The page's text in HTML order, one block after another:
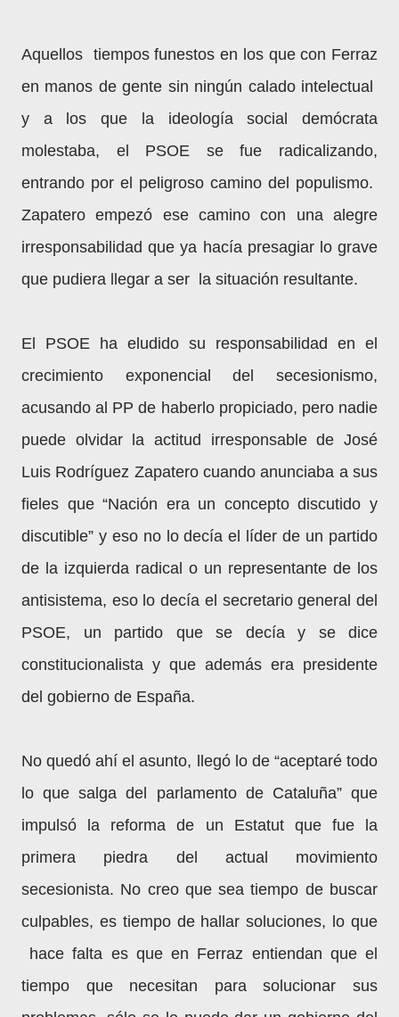
Aquellos tiempos funestos en los que con Ferraz
en manos de gente sin ningún calado intelectual
y a los que la ideología social demócrata
molestaba, el PSOE se fue radicalizando,
entrando por el peligroso camino del populismo.
Zapatero empezó ese camino con una alegre
irresponsabilidad que ya hacía presagiar lo grave
que pudiera llegar a ser la situación resultante.
El PSOE ha eludido su responsabilidad en el
crecimiento exponencial del secesionismo,
acusando al PP de haberlo propiciado, pero nadie
puede olvidar la actitud irresponsable de José
Luis Rodríguez Zapatero cuando anunciaba a sus
fieles que “Nación era un concepto discutido y
discutible” y eso no lo decía el líder de un partido
de la izquierda radical o un representante de los
antisistema, eso lo decía el secretario general del
PSOE, un partido que se decía y se dice
constitucionalista y que además era presidente
del gobierno de España.
No quedó ahí el asunto, llegó lo de “aceptaré todo
lo que salga del parlamento de Cataluña” que
impulsó la reforma de un Estatut que fue la
primera piedra del actual movimiento
secesionista. No creo que sea tiempo de buscar
culpables, es tiempo de hallar soluciones, lo que
hace falta es que en Ferraz entiendan que el
tiempo que necesitan para solucionar sus